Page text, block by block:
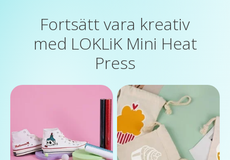
Fortsätt vara kreativ
med LOKLiK Mini Heat
Press